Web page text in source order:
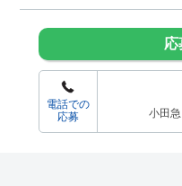
応
電話での
応募
小田